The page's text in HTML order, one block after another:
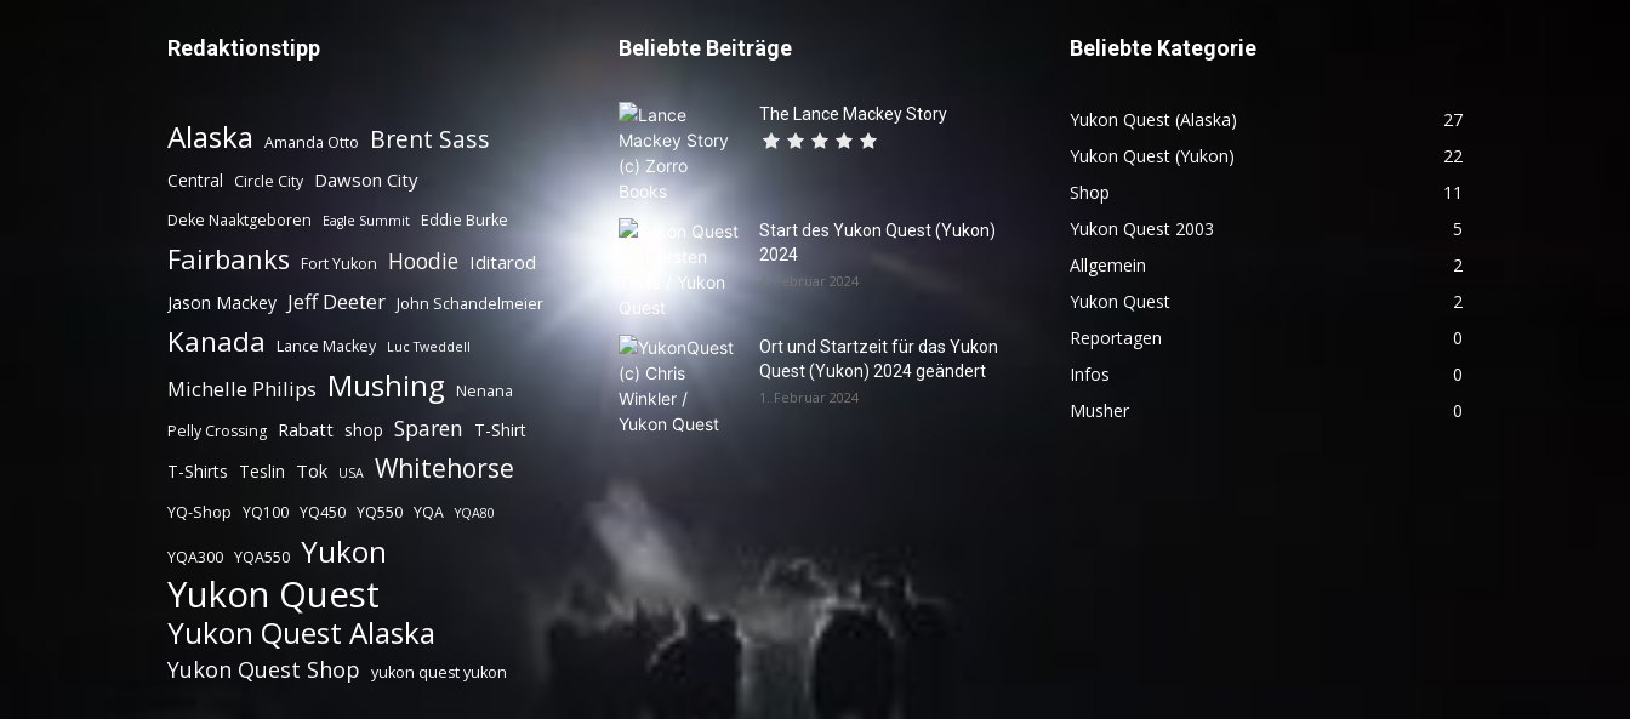
Redaktionstipp
Alaska Amanda Otto Brent Sass
Central Circle City Dawson City
Deke Naaktgeboren Eagle Summit Eddie Burke
Fairbanks Fort Yukon Hoodie Iditarod
Jason Mackey Jeff Deeter John Schandelmeier
Kanada Lance Mackey Luc Tweddell
Michelle Philips Mushing
Nenana
Pelly Crossing Rabatt shop Sparen T-Shirt
T-Shirts Teslin Tok USA Whitehorse
YQ-Shop YQ100 YQ450 YQ550 YQA YQA80
YQA300 YQA550 Yukon
Yukon Quest
Yukon Quest Alaska
Yukon Quest Shop yukon quest yukon
Beliebte Beiträge
The Lance Mackey Story
Start des Yukon Quest (Yukon)
2024
4. Februar 2024
Ort und Startzeit für das Yukon
Quest (Yukon) 2024 geändert
1. Februar 2024
Beliebte Kategorie
Yukon Quest (Alaska)
27
Yukon Quest (Yukon)
22
Shop
11
Yukon Quest 2003
5
Allgemein
2
Yukon Quest
2
Reportagen
0
Infos
0
Musher
0